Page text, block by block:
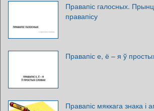
Правапіс галосных.
правапісу
Правапіс е, ё – я ў
Правапіс мяккага знака і